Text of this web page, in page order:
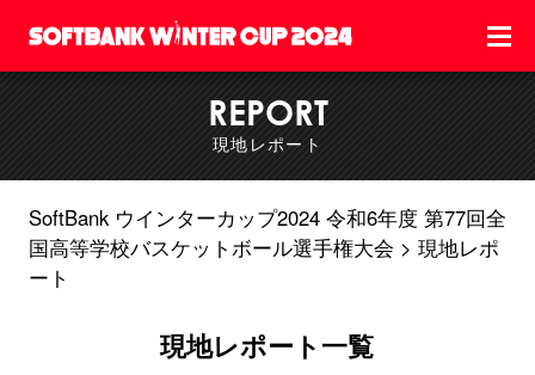
REPORT
現地レポート
SoftBank ウインターカップ2024 令和6年度 第77回全
国高等学校バスケットボール選手権大会
現地レポ
ート
現地レポート一覧